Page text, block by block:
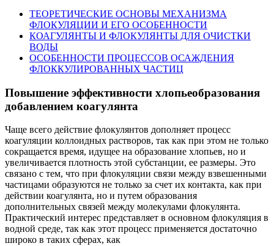
ТЕОРЕТИЧЕСКИЕ ОСНОВЫ МЕХАНИЗМА
ФЛОКУЛЯЦИИ И ЕГО ОСОБЕННОСТИ
КОАГУЛЯНТЫ И ФЛОКУЛЯНТЫ ДЛЯ ОЧИСТКИ
ВОДЫ
ОСОБЕННОСТИ ПРОЦЕССОВ ОСАЖДЕНИЯ
ФЛОККУЛИРОВАННЫХ ЧАСТИЦ
Повышение эффективности хлопьеобразования
добавлением коагулянта
Чаще всего действие флокулянтов дополняет процесс
коагуляции коллоидных растворов, так как при этом не только
сокращается время, идущее на образование хлопьев, но и
увеличивается плотность этой субстанции, ее размеры. Это
связано с тем, что при флокуляции связи между взвешенными
частицами образуются не только за счет их контакта, как при
действии коагулянта, но и путем образования
дополнительных связей между молекулами флокулянта.
Практический интерес представляет в основном флокуляция в
водной среде, так как этот процесс применяется достаточно
широко в таких сферах, как